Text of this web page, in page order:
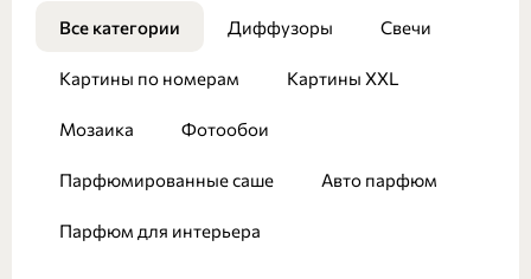
Все категории Диффузоры Свечи
Картины по номерам Картины XXL
Мозаика Фотообои
Парфюмированные саше Авто парфюм
Парфюм для интерьера